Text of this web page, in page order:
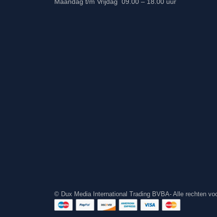
© Dux Media International Trading BVBA- Alle rechten